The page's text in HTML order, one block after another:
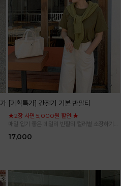
[기획특가] 간절기 기본 반팔티
★2장 사면 5,000원 할인!★
매일 입기 좋은 데일리 반팔티 컬러별 소장하기
17,000